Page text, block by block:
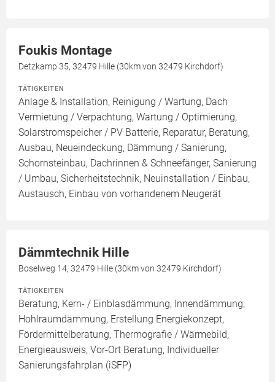
Foukis Montage
Detzkamp 35, 32479 Hille (30km von 32479 Kirchdorf)
TÄTIGKEITEN
Anlage & Installation, Reinigung / Wartung, Dach
Vermietung / Verpachtung, Wartung / Optimierung,
Solarstromspeicher / PV Batterie, Reparatur, Beratung,
Ausbau, Neueindeckung, Dämmung / Sanierung,
Schornsteinbau, Dachrinnen & Schneefänger, Sanierung
/ Umbau, Sicherheitstechnik, Neuinstallation / Einbau,
Austausch, Einbau von vorhandenem Neugerät
Dämmtechnik Hille
Boselweg 14, 32479 Hille (30km von 32479 Kirchdorf)
TÄTIGKEITEN
Beratung, Kern- / Einblasdämmung, Innendämmung,
Hohlraumdämmung, Erstellung Energiekonzept,
Fördermittelberatung, Thermografie / Wärmebild,
Energieausweis, Vor-Ort Beratung, Individueller
Sanierungsfahrplan (iSFP)